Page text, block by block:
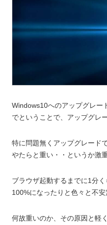
Windows10へのアップグレー
でということで、アップグレ
特に問題無くアップグレード
やたらと重い・・というか激重
ブラウザ起動するまでに1分
100%になったりと色々と不安
何故重いのか、その原因と軽